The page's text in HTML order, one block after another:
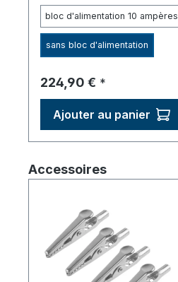
bloc d'alimentation 10 ampères
sans bloc d'alimentation
Prix régulier :
224,90 € *
Ajouter au panier
Ignorer la galerie de produits
Accessoires